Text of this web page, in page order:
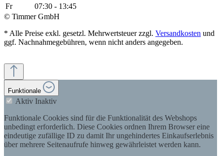
Fr
07:30 - 13:45
© Timmer GmbH
* Alle Preise exkl. gesetzl. Mehrwertsteuer zzgl. Versandkosten und
ggf. Nachnahmegebühren, wenn nicht anders angegeben.
Funktionale
Aktiv Inaktiv
Funktionale Cookies sind für die Funktionalität des Webshops
unbedingt erforderlich. Diese Cookies ordnen Ihrem Browser eine
eindeutige zufällige ID zu damit Ihr ungehindertes Einkaufserlebnis
über mehrere Seitenaufrufe hinweg gewährleistet werden kann.